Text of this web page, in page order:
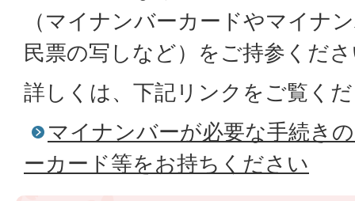
（マイナンバーカードやマイナ
民票の写しなど）をご持参くだ
詳しくは、下記リンクをご覧く
マイナンバーが必要な手続き
ーカード等をお持ちください